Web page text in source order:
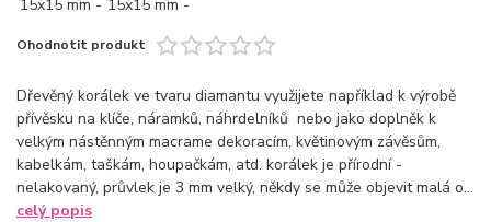
Ohodnotit produkt
Dřevěný korálek ve tvaru diamantu využijete například k výrobě
přívěsku na klíče, náramků, náhrdelníků nebo jako doplněk k
velkým nástěnným macrame dekoracím, květinovým závěsům,
kabelkám, taškám, houpačkám, atd. korálek je přírodní -
nelakovaný, průvlek je 3 mm velký, někdy se může objevit malá o...
celý popis